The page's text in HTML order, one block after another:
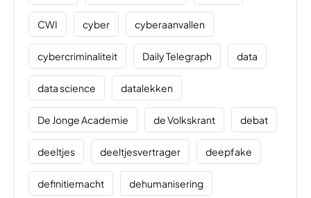
CWI cyber cyberaanvallen
cybercriminaliteit Daily Telegraph data
data science datalekken
De Jonge Academie de Volkskrant debat
deeltjes deeltjesvertrager deepfake
definitiemacht dehumanisering